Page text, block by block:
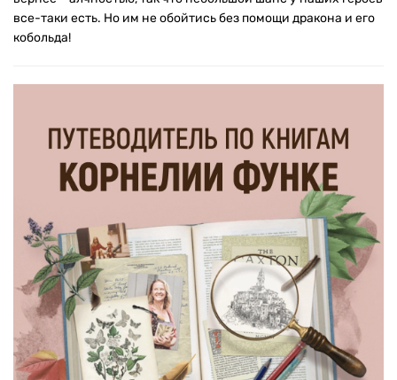
все-таки есть. Но им не обойтись без помощи дракона и его
кобольда!